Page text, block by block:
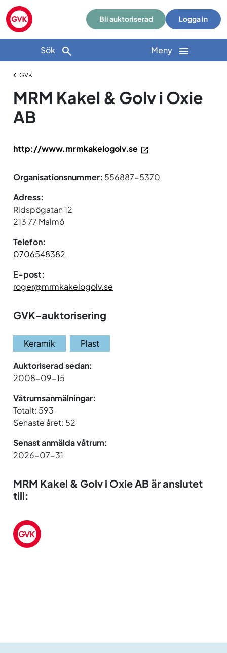
Bli auktoriserad Logga in
Sök Meny
GVK
MRM Kakel & Golv i Oxie
AB
http://www.mrmkakelogolv.se
Organisationsnummer: 556887-5370
Adress:
Ridspögatan 12
213 77 Malmö
Telefon:
0706548382
E-post:
roger@mrmkakelogolv.se
GVK-auktorisering
Keramik Plast
Auktoriserad sedan:
2008-09-15
Våtrumsanmälningar:
Totalt: 593
Senaste året: 52
Senast anmälda våtrum:
2026-07-31
MRM Kakel & Golv i Oxie AB är anslutet
till: